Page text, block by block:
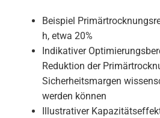
Beispiel
h, etwa 20%
Indikativer
Reduktion der
Sicherheitsmargen
werden können
Illustrativer